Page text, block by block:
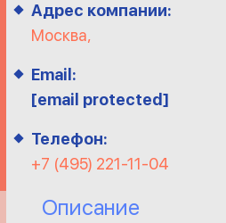
Адрес компании:
Москва,
Email:
[email protected]
Телефон:
+7 (495) 221-11-04
Описание